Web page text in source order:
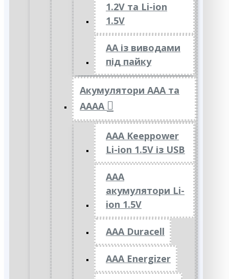
1.2V та Li-ion
1.5V
АА із виводами
під пайку
Акумулятори ААА та
АААА
AAA Keeppower
Li-ion 1.5V із USB
ААА
акумулятори Li-
ion 1.5V
AAA Duracell
AAA Energizer